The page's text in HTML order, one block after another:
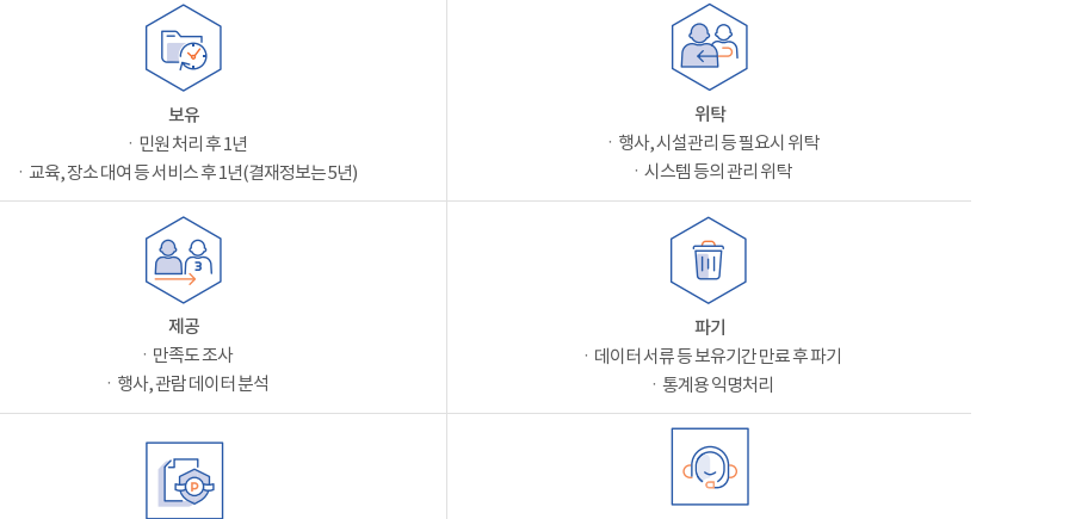
보유
ㆍ민원 처리 후 1년
ㆍ교육, 장소 대여 등 서비스 후 1년(결재정보는 5년)
위탁
ㆍ행사, 시설관리 등 필요시 위탁
ㆍ시스템 등의 관리 위탁
제공
ㆍ만족도 조사
ㆍ행사, 관람 데이터 분석
파기
ㆍ데이터 서류 등 보유기간 만료 후 파기
ㆍ통계용 익명처리